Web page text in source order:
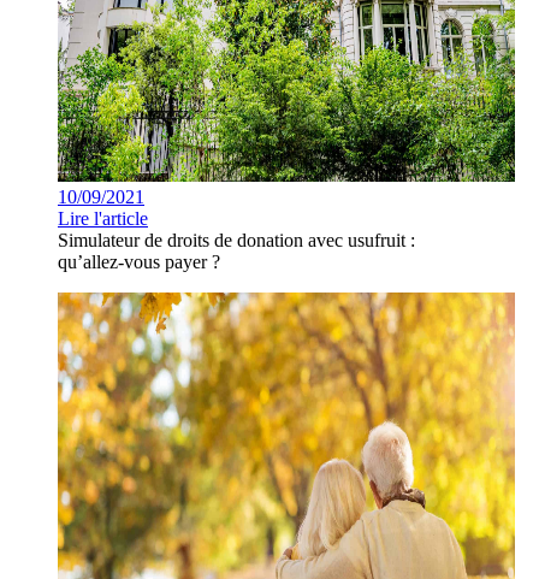
10/09/2021
Lire l'article
Simulateur de droits de donation avec usufruit :
qu’allez-vous payer ?